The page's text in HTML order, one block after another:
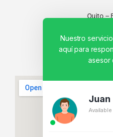
Quito –
Nuestro
aquí para
asesor
Juan
Available